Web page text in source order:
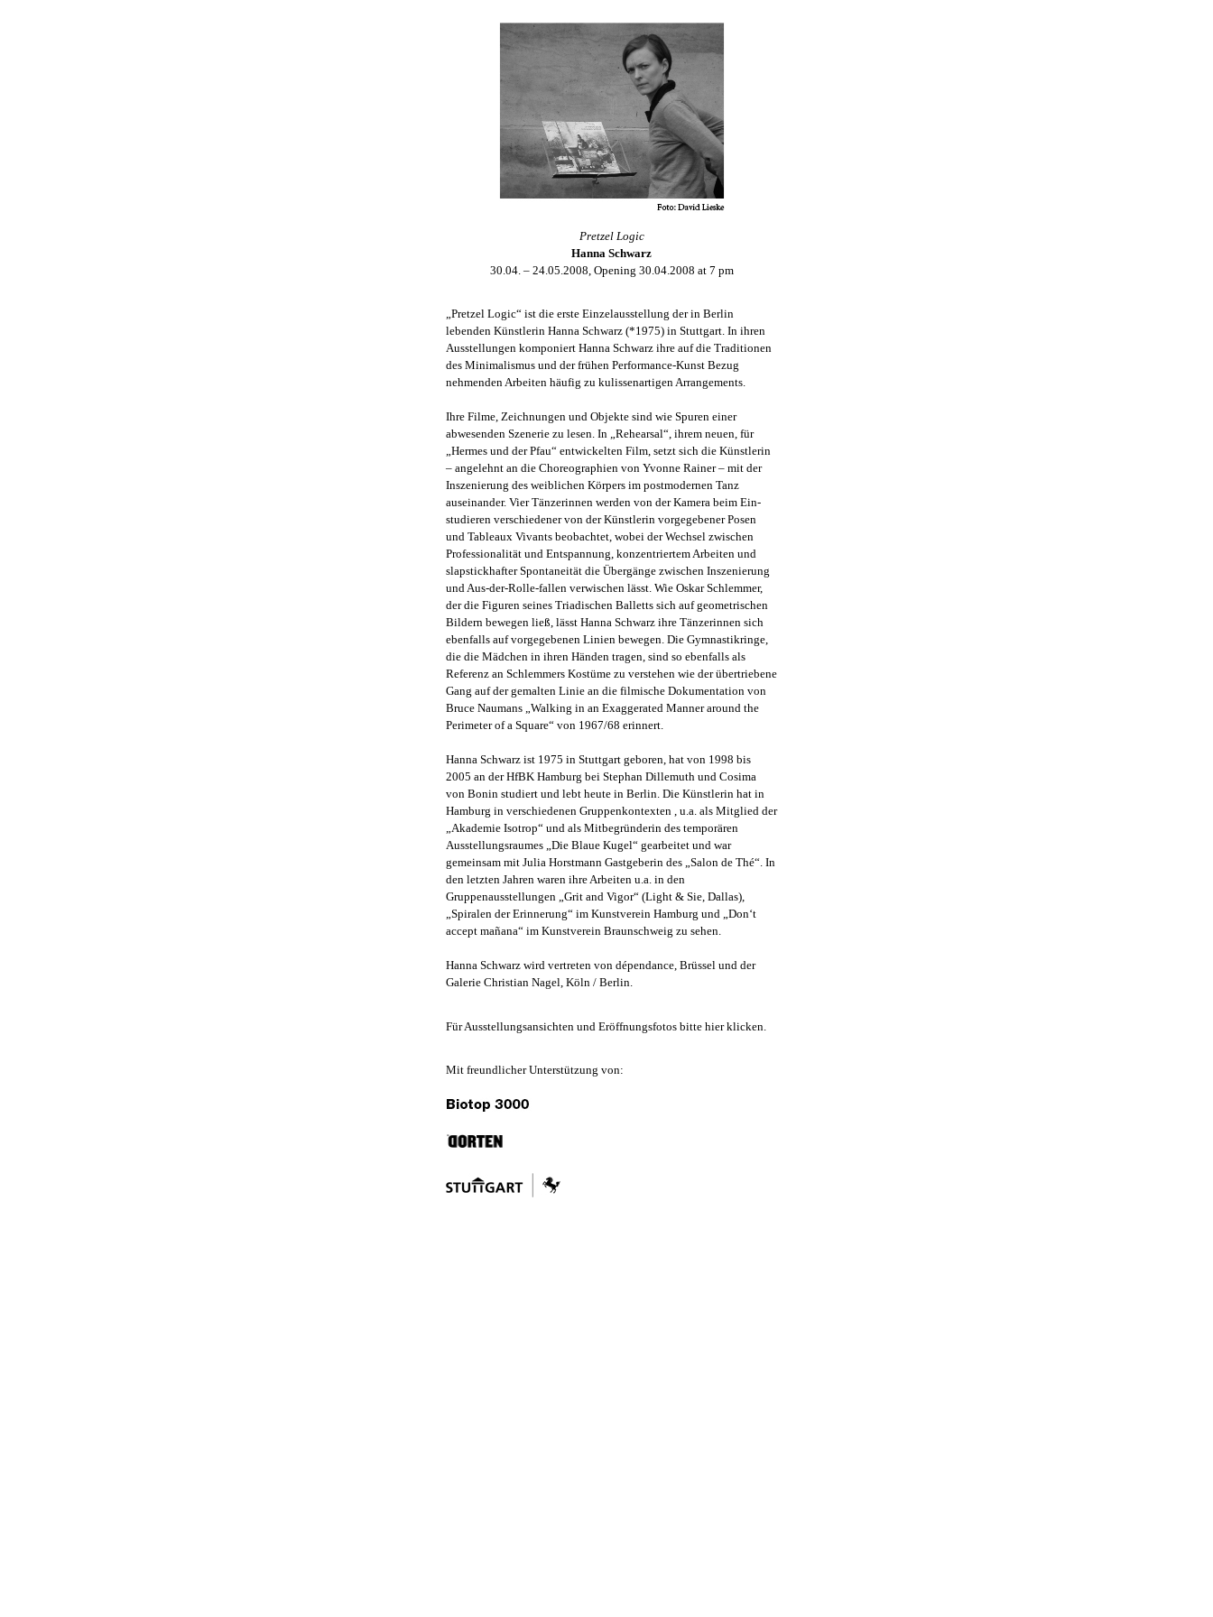
Pretzel Logic
Hanna Schwarz
30.04. – 24.05.2008, Opening 30.04.2008 at 7 pm
„Pretzel Logic“ ist die erste Einzelausstellung der in Berlin
lebenden Künstlerin Hanna Schwarz (*1975) in Stuttgart. In ihren
Ausstellungen komponiert Hanna Schwarz ihre auf die Traditionen
des Minimalismus und der frühen Performance-Kunst Bezug
nehmenden Arbeiten häufig zu kulissenartigen Arrangements.
Ihre Filme, Zeichnungen und Objekte sind wie Spuren einer
abwesenden Szenerie zu lesen. In „Rehearsal“, ihrem neuen, für
„Hermes und der Pfau“ entwickelten Film, setzt sich die Künstlerin
– angelehnt an die Choreographien von Yvonne Rainer – mit der
Inszenierung des weiblichen Körpers im postmodernen Tanz
auseinander. Vier Tänzerinnen werden von der Kamera beim Ein-
studieren verschiedener von der Künstlerin vorgegebener Posen
und Tableaux Vivants beobachtet, wobei der Wechsel zwischen
Professionalität und Entspannung, konzentriertem Arbeiten und
slapstickhafter Spontaneität die Übergänge zwischen Inszenierung
und Aus-der-Rolle-fallen verwischen lässt. Wie Oskar Schlemmer,
der die Figuren seines Triadischen Balletts sich auf geometrischen
Bildern bewegen ließ, lässt Hanna Schwarz ihre Tänzerinnen sich
ebenfalls auf vorgegebenen Linien bewegen. Die Gymnastikringe,
die die Mädchen in ihren Händen tragen, sind so ebenfalls als
Referenz an Schlemmers Kostüme zu verstehen wie der übertriebene
Gang auf der gemalten Linie an die filmische Dokumentation von
Bruce Naumans „Walking in an Exaggerated Manner around the
Perimeter of a Square“ von 1967/68 erinnert.
Hanna Schwarz ist 1975 in Stuttgart geboren, hat von 1998 bis
2005 an der HfBK Hamburg bei Stephan Dillemuth und Cosima
von Bonin studiert und lebt heute in Berlin. Die Künstlerin hat in
Hamburg in verschiedenen Gruppenkontexten , u.a. als Mitglied der
„Akademie Isotrop“ und als Mitbegründerin des temporären
Ausstellungsraumes „Die Blaue Kugel“ gearbeitet und war
gemeinsam mit Julia Horstmann Gastgeberin des „Salon de Thé“. In
den letzten Jahren waren ihre Arbeiten u.a. in den
Gruppenausstellungen „Grit and Vigor“ (Light & Sie, Dallas),
„Spiralen der Erinnerung“ im Kunstverein Hamburg und „Don‘t
accept mañana“ im Kunstverein Braunschweig zu sehen.
Hanna Schwarz wird vertreten von dépendance, Brüssel und der
Galerie Christian Nagel, Köln / Berlin.
Für Ausstellungsansichten und Eröffnungsfotos bitte hier klicken.
Mit freundlicher Unterstützung von: